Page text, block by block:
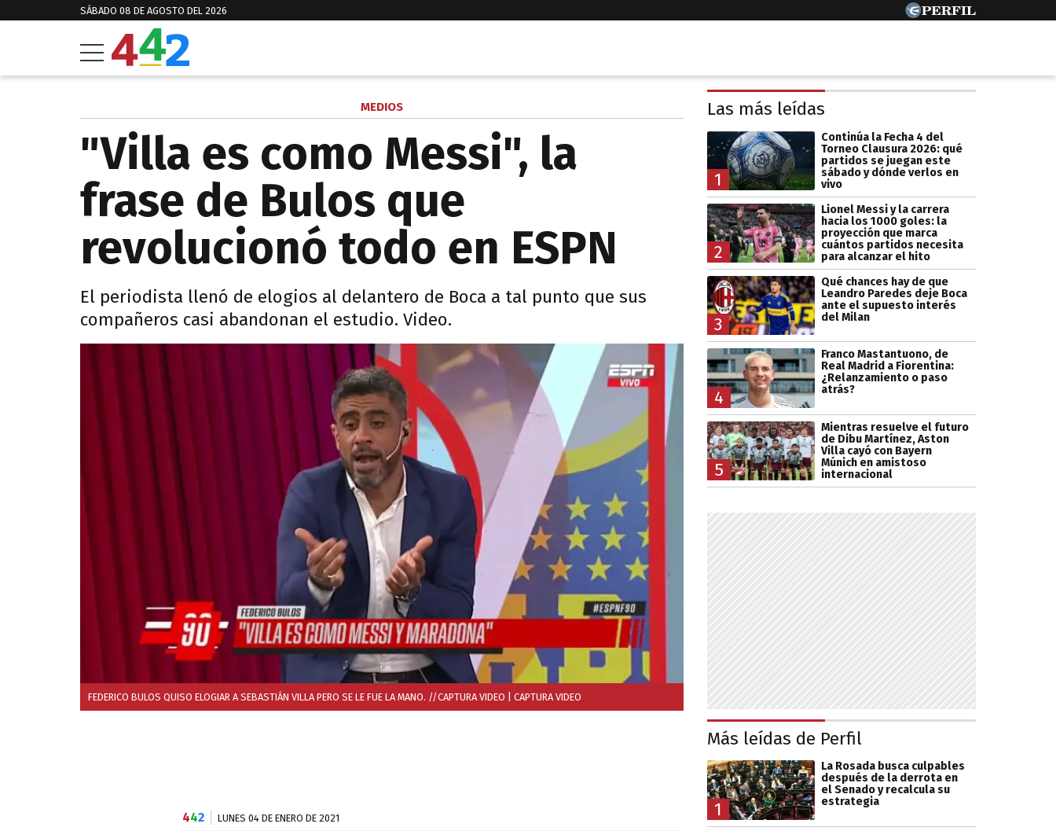
SÁBADO 08 DE AGOSTO DEL 2026
MEDIOS
"Villa es como Messi", la
frase de Bulos que
revolucionó todo en ESPN
El periodista llenó de elogios al delantero de Boca a tal punto que sus
compañeros casi abandonan el estudio. Video.
FEDERICO BULOS QUISO ELOGIAR A SEBASTIÁN VILLA PERO SE LE FUE LA MANO. //CAPTURA VIDEO | CAPTURA VIDEO
442 LUNES 04 DE ENERO DE 2021
Las más leídas
1
Continúa la Fecha 4 del
Torneo Clausura 2026: qué
partidos se juegan este
sábado y dónde verlos en
vivo
2
Lionel Messi y la carrera
hacia los 1000 goles: la
proyección que marca
cuántos partidos necesita
para alcanzar el hito
3
Qué chances hay de que
Leandro Paredes deje Boca
ante el supuesto interés
del Milan
4
Franco Mastantuono, de
Real Madrid a Fiorentina:
¿Relanzamiento o paso
atrás?
5
Mientras resuelve el futuro
de Dibu Martínez, Aston
Villa cayó con Bayern
Múnich en amistoso
internacional
Más leídas de Perfil
1
La Rosada busca culpables
después de la derrota en
el Senado y recalcula su
estrategia